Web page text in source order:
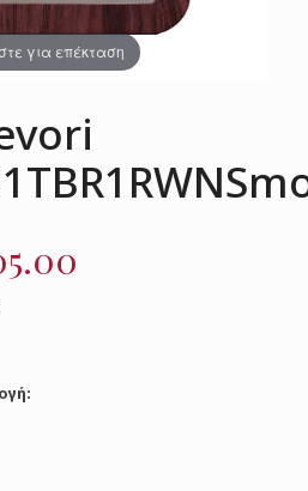
για επέκταση